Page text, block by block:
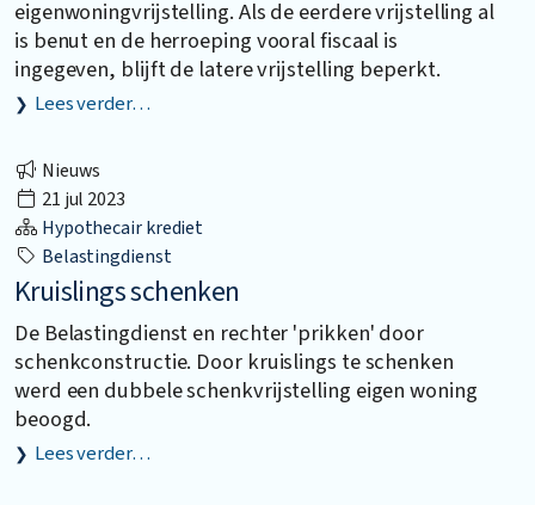
eigenwoningvrijstelling. Als de eerdere vrijstelling al
is benut en de herroeping vooral fiscaal is
ingegeven, blijft de latere vrijstelling beperkt.
Lees verder…
Nieuws
21 jul 2023
Hypothecair krediet
Belastingdienst
Kruislings schenken
De Belastingdienst en rechter 'prikken' door
schenkconstructie. Door kruislings te schenken
werd een dubbele schenkvrijstelling eigen woning
beoogd.
Lees verder…